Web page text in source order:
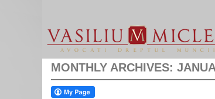
MONTHLY ARCHIVES: